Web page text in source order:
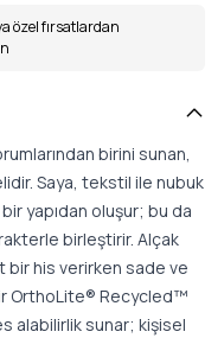
özel fırsatlardan
birini sunan,
Saya, tekstil ile nubuk
yapıdan oluşur; bu da
birleştirir. Alçak
his verirken sade ve
OrthoLite® Recycled™
alabilirlik sunar; kişisel